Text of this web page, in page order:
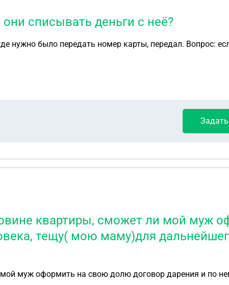
списывать деньги с неё?
нужно было передать номер карты, передал. Вопрос:
квартиры, сможет ли мой муж
тещу( мою маму)для
на свою долю договор дарения и по нему прописать